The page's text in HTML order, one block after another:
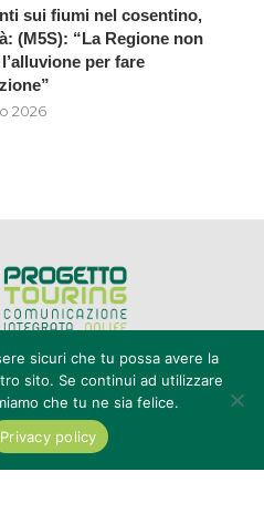
sui fiumi nel cosentino,
(M5S): “La Regione non
per fare
2026
al ROC n°20616 - P.IVA e CF
Reggio Calabria n° 04/1976 -
sicuri che tu possa avere la
sito. Se continui ad utilizzare
che tu ne sia felice.
Privacy policy